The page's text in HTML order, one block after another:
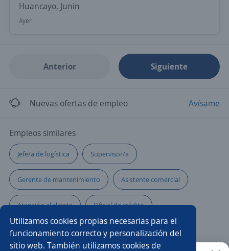
Huancayo, Junin
Ayer
Anterior Siguiente
Nuevas ofertas de empleo Avísame
Empleos similares
Jefe/a de logística Supervisor/a
Gerente de mantenimiento Asistente comercial
Atención al cliente Oficial de crédito
Gerente de crédito y cobranza Ejecutivo cobranza
Utilizamos cookies propias necesarias para el
funcionamiento correcto y personalización del
sitio web. También utilizamos cookies de